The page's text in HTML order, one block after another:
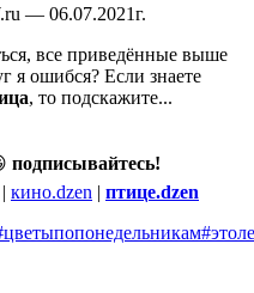
— 06.07.2021г.
все приведённые выше
я ошибся? Если знаете
, то подскажите...
подписывайтесь!
| кино.dzen | птице.dzen